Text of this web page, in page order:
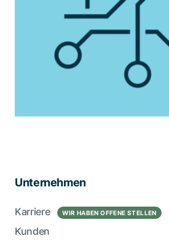
Unternehmen
Karriere WIR HABEN OFFENE STELLEN
Kunden